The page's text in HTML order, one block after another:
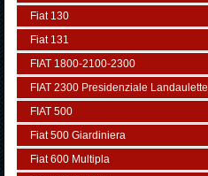
Fiat 130
Fiat 131
FIAT 1800-2100-2300
FIAT 2300 Presidenziale Landaulette
FIAT 500
Fiat 500 Giardiniera
Fiat 600 Multipla